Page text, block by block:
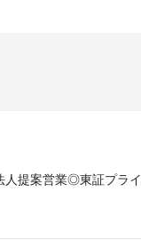
人提案営業◎東証プ